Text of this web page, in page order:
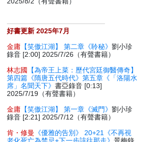
好書更新 2025年7月
金庸 【笑傲江湖】 第二章《聆秘》劉小珍
錄音 [2:00] 2025/7/26（有聲書籍）
林志國
【為帝王上菜：歷代宮廷御醫傳奇】
第四篇《隋唐五代時代》第五章《「洛陽水
席」名聞天下》書亞錄音 [0:13]
2025/7/19（有聲書籍）
金庸 【笑傲江湖】 第一章《滅門》劉小珍
錄音 [2:21] 2025/7/12（有聲書籍）
肯・修曼
《優雅的告別》 20+21《不再視